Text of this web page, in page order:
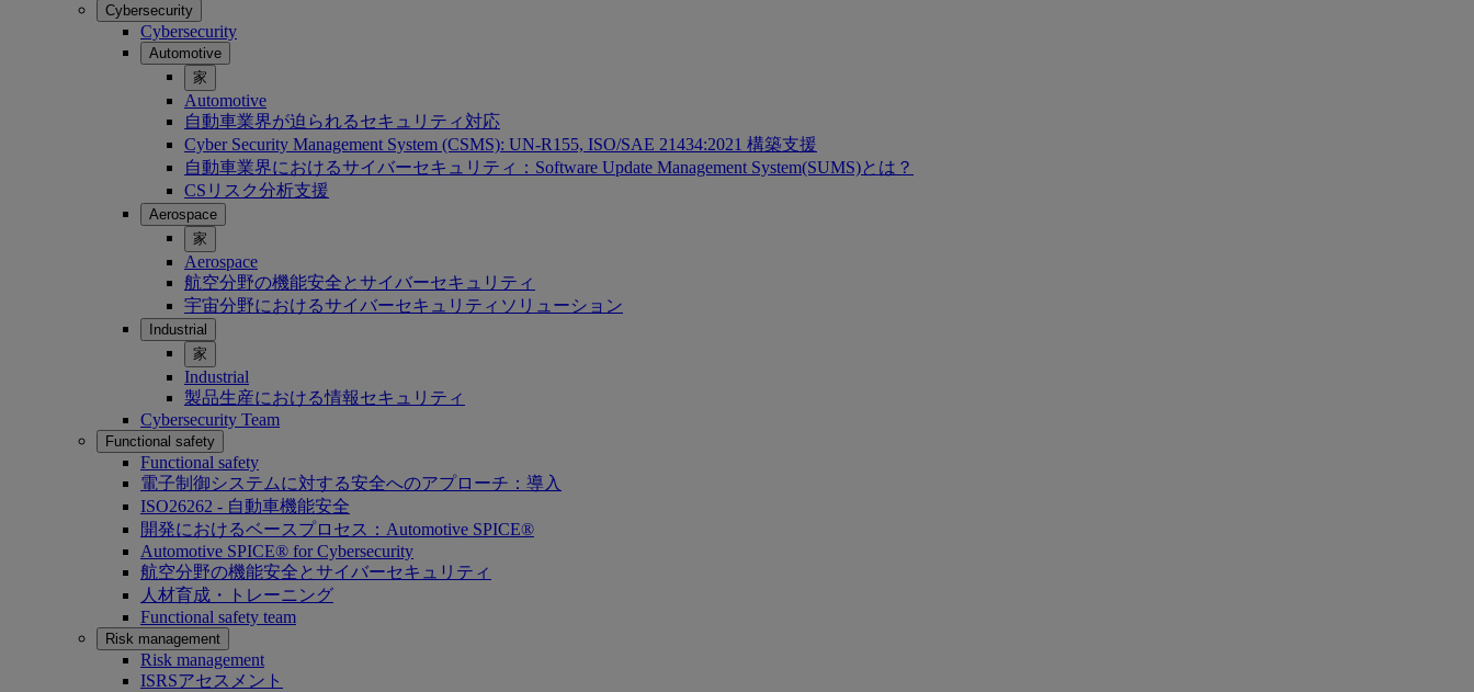
Cybersecurity
Cybersecurity
Automotive
家
Automotive
自動車業界が迫られるセキュリティ対応
Cyber Security Management System (CSMS): UN-R155, ISO/SAE 21434:2021 構築支援
自動車業界におけるサイバーセキュリティ：Software Update Management System(SUMS)とは？
CSリスク分析支援
Aerospace
家
Aerospace
航空分野の機能安全とサイバーセキュリティ
宇宙分野におけるサイバーセキュリティソリューション
Industrial
家
Industrial
製品生産における情報セキュリティ
Cybersecurity Team
Functional safety
Functional safety
電子制御システムに対する安全へのアプローチ：導入
ISO26262 - 自動車機能安全
開発におけるベースプロセス：Automotive SPICE®
Automotive SPICE® for Cybersecurity
航空分野の機能安全とサイバーセキュリティ
人材育成・トレーニング
Functional safety team
Risk management
Risk management
ISRSアセスメント